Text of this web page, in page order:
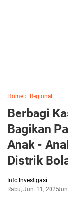
Home › .Regional
Berbagi
Bagikan
Anak -
Distrik
Info Investigasi
Rabu, Juni 11, 2025